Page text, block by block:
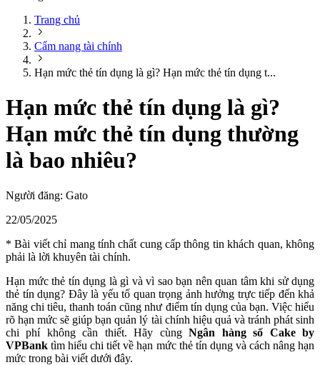
Trang chủ
Cẩm nang tài chính
Hạn mức thẻ tín dụng là gì? Hạn mức thẻ tín dụng t...
Hạn mức thẻ tín dụng là gì?
Hạn mức thẻ tín dụng thường
là bao nhiêu?
Người đăng: Gato
22/05/2025
* Bài viết chỉ mang tính chất cung cấp thông tin khách quan, không
phải là lời khuyên tài chính.
Hạn mức thẻ tín dụng là gì và vì sao bạn nên quan tâm khi sử dụng
thẻ tín dụng? Đây là yếu tố quan trọng ảnh hưởng trực tiếp đến khả
năng chi tiêu, thanh toán cũng như điểm tín dụng của bạn. Việc hiểu
rõ hạn mức sẽ giúp bạn quản lý tài chính hiệu quả và tránh phát sinh
chi phí không cần thiết. Hãy cùngNgân hàng số Cake by
VPBanktìm hiểu chi tiết về hạn mức thẻ tín dụng và cách nâng hạn
mức trong bài viết dưới đây.